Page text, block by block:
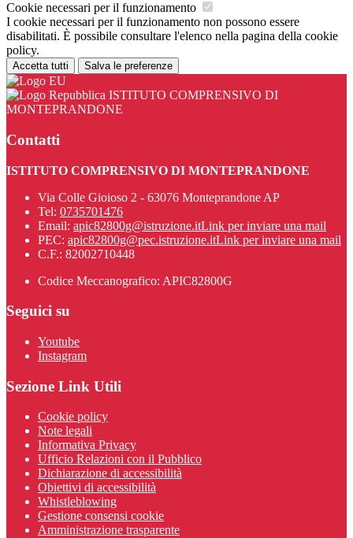
Cookie necessari per il funzionamento
I cookie necessari per il funzionamento non possono essere
disabilitati. È possibile consultare l'elenco nella pagina della cookie
policy.
Accetta tutti Salva le preferenze
ISTITUTO COMPRENSIVO DI
MONTEPRANDONE
Contatti
ISTITUTO COMPRENSIVO DI MONTEPRANDONE
Via Colle Gioioso 2 - 63076 Monteprandone AP
Tel: 0735701476
Email: apic82800g@istruzione.itLink per inviare una mail
PEC: apic82800g@pec.istruzione.itLink per inviare una mail
C.F.: 82002710448
Codice Meccanografico: APIC82800G
Seguici su
Youtube
Instagram
Sezione Link Utili
Cookie policy
Note legali
Informativa Privacy
Ufficio Relazioni con il Pubblico
Dichiarazione di accessibilità
Obiettivi di accessibilità
Whistleblowing
Gestione consensi cookie
Amministrazione trasparente